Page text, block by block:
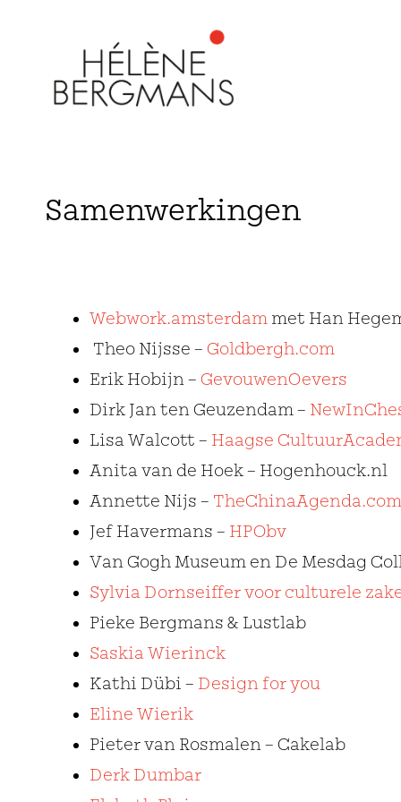
Samenwerkingen
Webwork.amsterdam met Han
Theo Nijsse – Goldbergh.com
Erik Hobijn – GevouwenOevers
Dirk Jan ten Geuzendam –
Lisa Walcott – Haagse
Anita van de Hoek – Hogenhouck.nl
Annette Nijs – TheChinaAgenda.com
Jef Havermans – HPObv
Van Gogh Museum en De Mesdag
Sylvia Dornseiffer voor culturele
Pieke Bergmans & Lustlab
Saskia Wierinck
Kathi Dübi – Design for you
Eline Wierik
Pieter van Rosmalen – Cakelab
Derk Dumbar